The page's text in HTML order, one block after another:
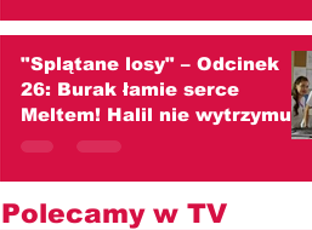
(streszczenie)
"Splątane losy" – Odcinek
26: Burak łamie serce
Meltem! Halil nie wytrzymuje
ciężaru wielkiej tajemnicy
Polecamy w TV